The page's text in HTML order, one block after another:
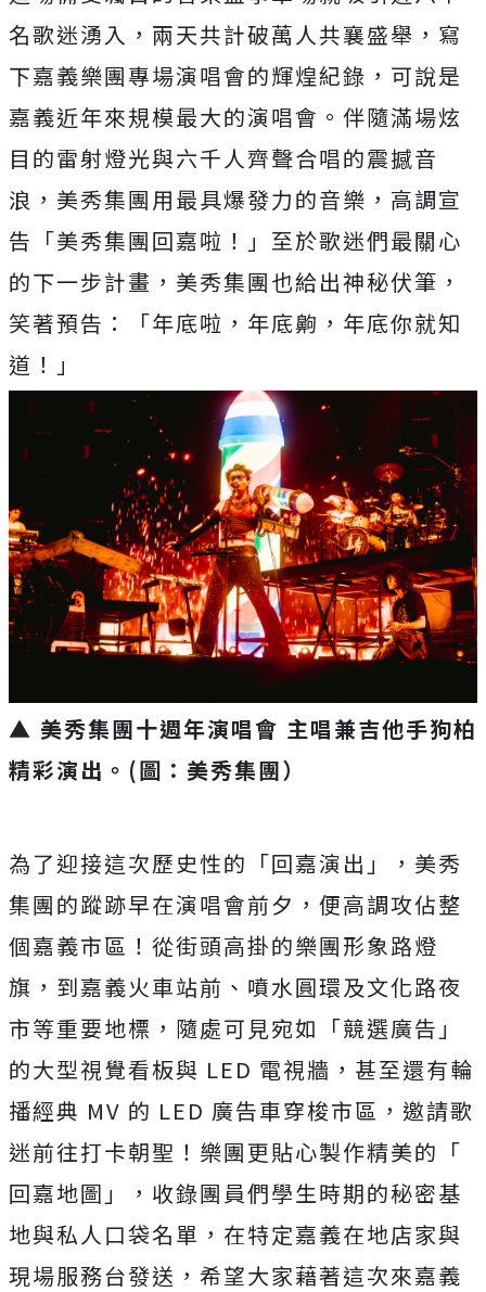
名歌迷湧入， 兩天共計破萬人共襄盛舉，寫
下嘉義樂團專場演唱會的輝煌紀錄， 可說是
嘉義近年來規模最大的演唱會。 伴隨滿場炫
目的雷射燈光與六千人齊聲合唱的震撼音
浪， 美秀集團用最具爆發力的音樂，高調宣
告「美秀集團回嘉啦！」 至於歌迷們最關心
的下一步計畫，美秀集團也給出神秘伏筆，
笑著預告：「年底啦，年底齁，年底你就知
道！」
▲ 美秀集團十週年演唱會 主唱兼吉他手狗柏
精彩演出。(圖：美秀集團）
為了迎接這次歷史性的「回嘉演出」， 美秀
集團的蹤跡早在演唱會前夕，便高調攻佔整
個嘉義市區！ 從街頭高掛的樂團形象路燈
旗，到嘉義火車站前、 噴水圓環及文化路夜
市等重要地標，隨處可見宛如「競選廣告」
的大型視覺看板與 LED 電視牆，甚至還有輪
播經典 MV 的 LED 廣告車穿梭市區，邀請歌
迷前往打卡朝聖！樂團更貼心製作精美的「
回嘉地圖」，收錄團員們學生時期的秘密基
地與私人口袋名單， 在特定嘉義在地店家與
現場服務台發送， 希望大家藉著這次來嘉義